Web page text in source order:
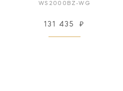
WS2000BZ-WG
131 435 ₽